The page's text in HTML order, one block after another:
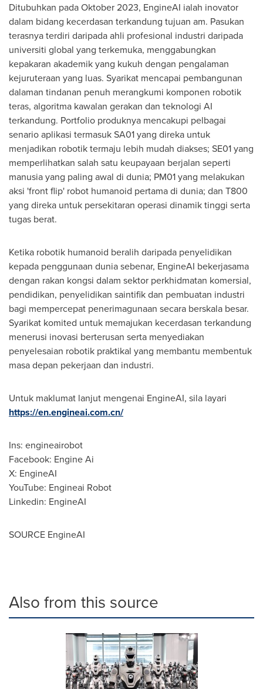
Ditubuhkan pada Oktober 2023, EngineAI ialah inovator
dalam bidang kecerdasan terkandung tujuan am. Pasukan
terasnya terdiri daripada ahli profesional industri daripada
universiti global yang terkemuka, menggabungkan
kepakaran akademik yang kukuh dengan pengalaman
kejuruteraan yang luas. Syarikat mencapai pembangunan
dalaman tindanan penuh merangkumi komponen robotik
teras, algoritma kawalan gerakan dan teknologi AI
terkandung. Portfolio produknya mencakupi pelbagai
senario aplikasi termasuk SA01 yang direka untuk
menjadikan robotik termaju lebih mudah diakses; SE01 yang
memperlihatkan salah satu keupayaan berjalan seperti
manusia yang paling awal di dunia; PM01 yang melakukan
aksi 'front flip' robot humanoid pertama di dunia; dan T800
yang direka untuk persekitaran operasi dinamik tinggi serta
tugas berat.
Ketika robotik humanoid beralih daripada penyelidikan
kepada penggunaan dunia sebenar, EngineAI bekerjasama
dengan rakan kongsi dalam sektor perkhidmatan komersial,
pendidikan, penyelidikan saintifik dan pembuatan industri
bagi mempercepat penerimagunaan secara berskala besar.
Syarikat komited untuk memajukan kecerdasan terkandung
menerusi inovasi berterusan serta menyediakan
penyelesaian robotik praktikal yang membantu membentuk
masa depan pekerjaan dan industri.
Untuk maklumat lanjut mengenai EngineAI, sila layari
https://en.engineai.com.cn/
Ins: engineairobot
Facebook: Engine Ai
X: EngineAI
YouTube: Engineai Robot
Linkedin: EngineAI
SOURCE EngineAI
Also from this source